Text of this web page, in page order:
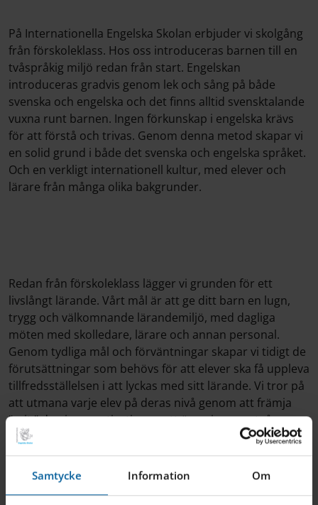
Samtycke Information Om
På Internationella Engelska Skolan erbjuder vi skolgång
från förskoleklass. Hos oss introduceras barnen till en
tvåspråkig miljö redan från start. Engelskan
introduceras gradvis genom lek och sång på både
svenska och engelska och det finns alltid svensktalande
vuxna runt barnen. Ingen förkunskap i engelska krävs
för att förstå och trivas. Genom denna metod skapar vi
en solid grund i både det svenska och engelska språket.
Och en verkligt internationell kultur, med elever och
lärare från många olika bakgrunder.
Redan från förskoleklass lägger vi grunden för ett
livslångt lärande. Vårt mål är att ge ditt barn en lugn,
trygg och välkomnande lärandemiljö, med dagliga
möten med skolledare, lärare och annan personal.
Genom tydliga mål och förväntningar skapar vi tidigt de
förutsättningar som behövs för att elever ska få uppleva
tillfredsställelsen i att lyckas med sitt lärande. Vi tror på
att utmana varje elev på deras nivå genom att främja
"grit," den inre motivationen att övervinna motgångar
och nå sin fulla potential.
Välkommen till oss på Internationella Engelska Skolan.